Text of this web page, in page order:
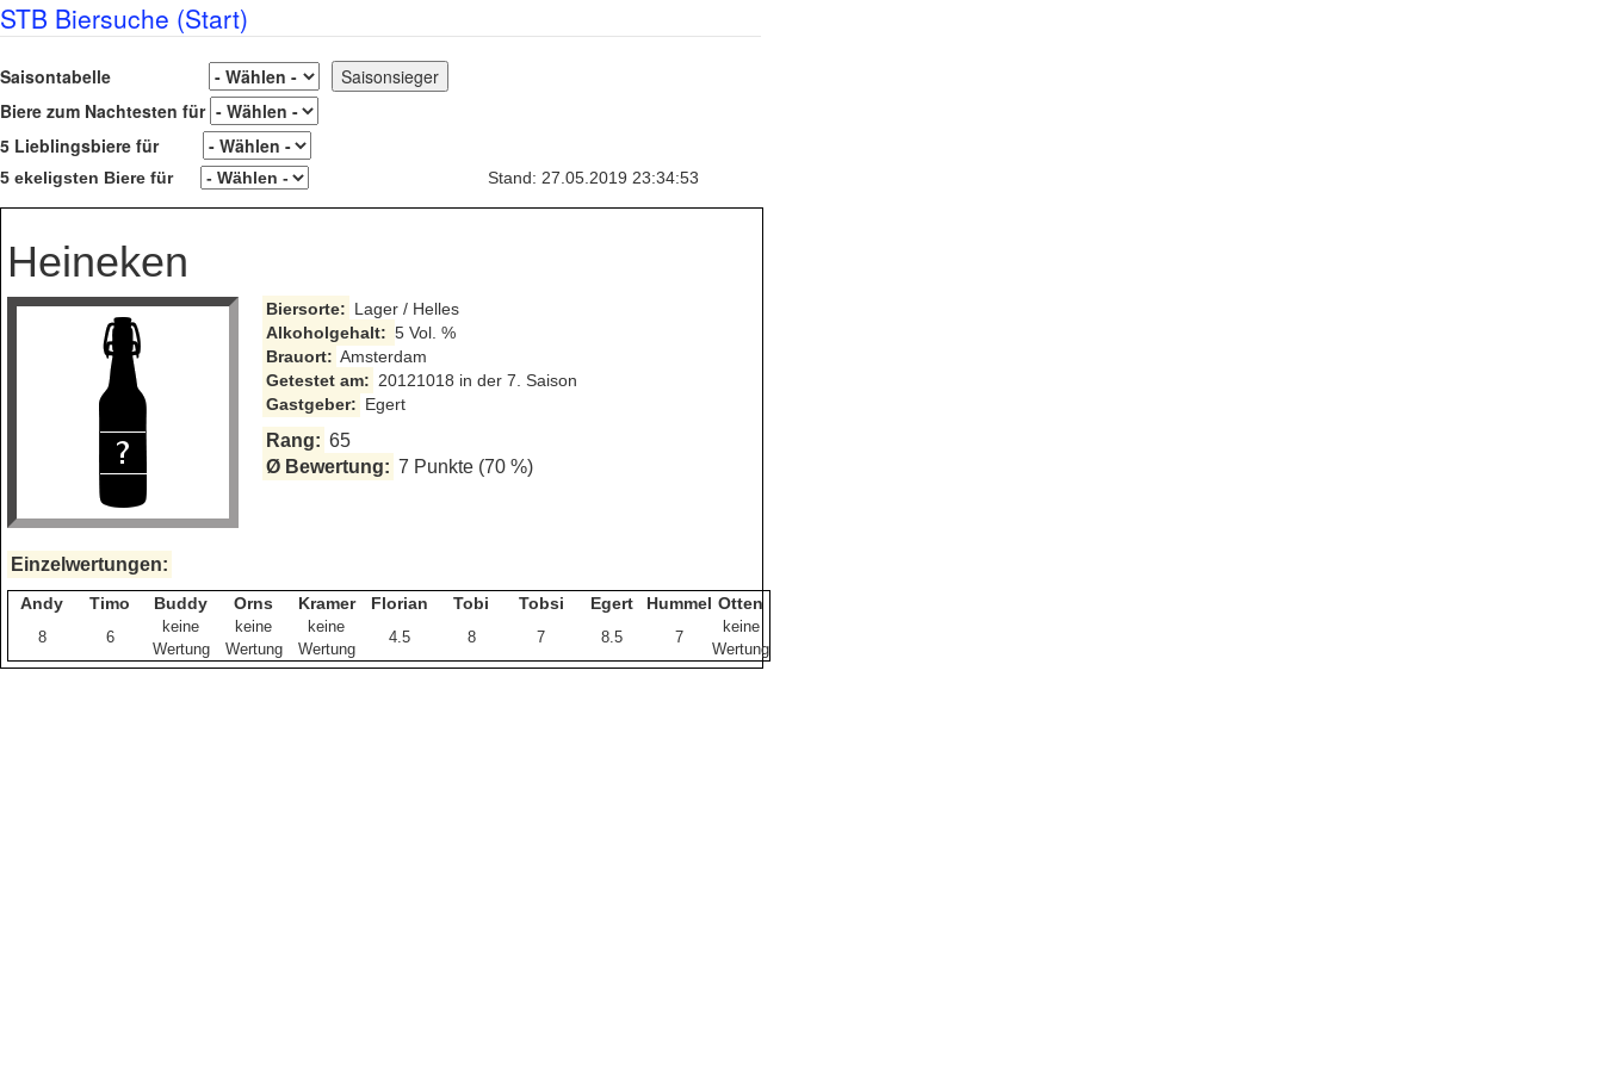
STB Biersuche (Start)
Saisontabelle
Biere zum Nachtesten für
5 Lieblingsbiere für
5 ekeligsten Biere für Stand: 27.05.2019 23:34:53
Heineken
Biersorte: Lager / Helles
Alkoholgehalt: 5 Vol. %
Brauort: Amsterdam
Getestet am: 20121018 in der 7. Saison
Gastgeber: Egert
Rang: 65
Ø Bewertung: 7 Punkte (70 %)
Einzelwertungen:
Andy Timo Buddy Orns Kramer Florian Tobi Tobsi Egert Hummel Otten
8 6
keine
Wertung
keine
Wertung
keine
Wertung
4.5 8 7 8.5 7
keine
Wertung